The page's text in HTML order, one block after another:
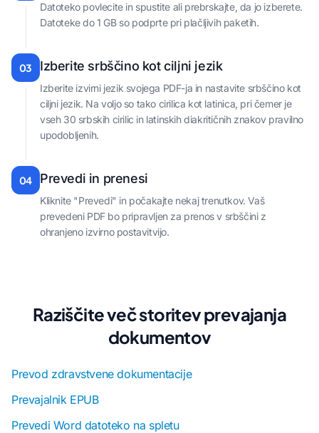
Datoteko povlecite in spustite ali prebrskajte, da jo izberete.
Datoteke do 1 GB so podprte pri plačljivih paketih.
03 Izberite srbščino kot ciljni jezik
Izberite izvirni jezik svojega PDF-ja in nastavite srbščino kot
ciljni jezik. Na voljo so tako cirilica kot latinica, pri čemer je
vseh 30 srbskih cirilic in latinskih diakritičnih znakov pravilno
upodobljenih.
04 Prevedi in prenesi
Kliknite "Prevedi" in počakajte nekaj trenutkov. Vaš
prevedeni PDF bo pripravljen za prenos v srbščini z
ohranjeno izvirno postavitvijo.
Raziščite več storitev prevajanja
dokumentov
Prevod zdravstvene dokumentacije
Prevajalnik EPUB
Prevedi Word datoteko na spletu